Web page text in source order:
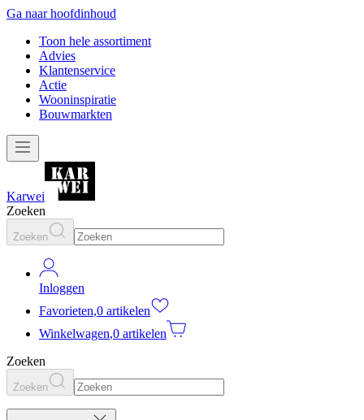
Ga naar hoofdinhoud
Toon hele assortiment
Advies
Klantenservice
Actie
Wooninspiratie
Bouwmarkten
Karwei
Zoeken
Zoeken
Inloggen
Favorieten,0 artikelen
Winkelwagen,0 artikelen
Zoeken
Zoeken